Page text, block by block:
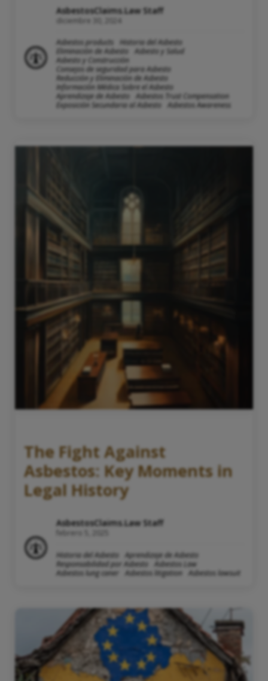
AsbestosClaims.Law Staff
diciembre 30, 2024
Asbestos products
Historia del Asbesto
Eliminación de Asbesto
Asbesto y Salud
Asbesto y Construcción
Consejos de seguridad para Asbesto
Reducción y Eliminación de Asbesto
Información Médica Sobre el Asbesto
Aprendizaje de Asbesto
Asbestos Trust Compensation
Exposición Secundaria al Asbesto
Asbestos Awareness
The Fight Against
Asbestos: Key Moments in
Legal History
AsbestosClaims.Law Staff
febrero 5, 2025
Historia del Asbesto
Aprendizaje de Asbesto
Responsabilidad por Asbesto
Asbestos Law
Asbestos lung caner
Asbestos litigation Asbestos lawsuit